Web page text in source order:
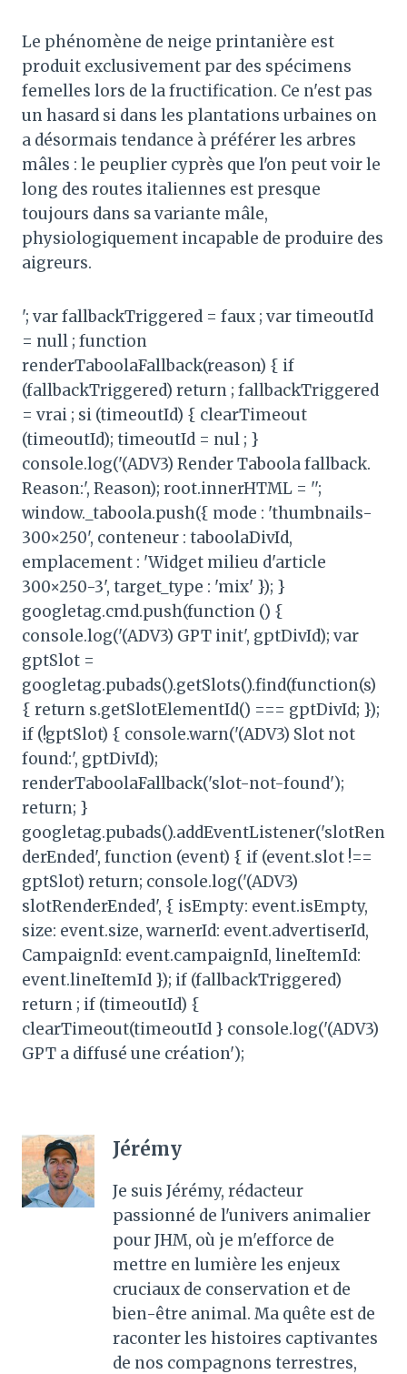
Le phénomène de neige printanière est
produit exclusivement par des spécimens
femelles lors de la fructification. Ce n'est pas
un hasard si dans les plantations urbaines on
a désormais tendance à préférer les arbres
mâles : le peuplier cyprès que l'on peut voir le
long des routes italiennes est presque
toujours dans sa variante mâle,
physiologiquement incapable de produire des
aigreurs.
'; var fallbackTriggered = faux ; var timeoutId
= null ; function
renderTaboolaFallback(reason) { if
(fallbackTriggered) return ; fallbackTriggered
= vrai ; si (timeoutId) { clearTimeout
(timeoutId); timeoutId = nul ; }
console.log('(ADV3) Render Taboola fallback.
Reason:', Reason); root.innerHTML = '';
window._taboola.push({ mode : 'thumbnails-
300×250', conteneur : taboolaDivId,
emplacement : 'Widget milieu d'article
300×250-3', target_type : 'mix' }); }
googletag.cmd.push(function () {
console.log('(ADV3) GPT init', gptDivId); var
gptSlot =
googletag.pubads().getSlots().find(function(s)
{ return s.getSlotElementId() === gptDivId; });
if (!gptSlot) { console.warn('(ADV3) Slot not
found:', gptDivId);
renderTaboolaFallback('slot-not-found');
return; }
googletag.pubads().addEventListener('slotRen
derEnded', function (event) { if (event.slot !==
gptSlot) return; console.log('(ADV3)
slotRenderEnded', { isEmpty: event.isEmpty,
size: event.size, warnerId: event.advertiserId,
CampaignId: event.campaignId, lineItemId:
event.lineItemId }); if (fallbackTriggered)
return ; if (timeoutId) {
clearTimeout(timeoutId } console.log('(ADV3)
GPT a diffusé une création');
Jérémy
Je suis Jérémy, rédacteur
passionné de l'univers animalier
pour JHM, où je m'efforce de
mettre en lumière les enjeux
cruciaux de conservation et de
bien-être animal. Ma quête est de
raconter les histoires captivantes
de nos compagnons terrestres,